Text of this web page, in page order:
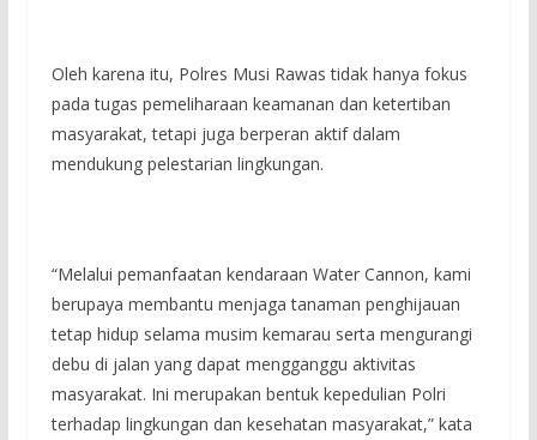
Oleh karena itu, Polres Musi Rawas tidak hanya fokus
pada tugas pemeliharaan keamanan dan ketertiban
masyarakat, tetapi juga berperan aktif dalam
mendukung pelestarian lingkungan.
“Melalui pemanfaatan kendaraan Water Cannon, kami
berupaya membantu menjaga tanaman penghijauan
tetap hidup selama musim kemarau serta mengurangi
debu di jalan yang dapat mengganggu aktivitas
masyarakat. Ini merupakan bentuk kepedulian Polri
terhadap lingkungan dan kesehatan masyarakat,” kata